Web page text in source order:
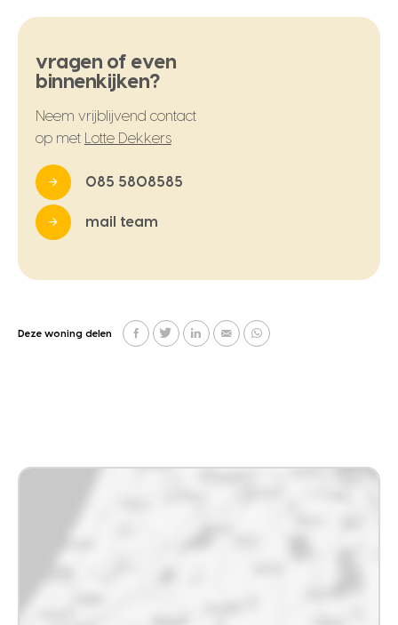
vragen of even
binnenkijken?
Neem vrijblijvend contact
op met
Lotte Dekkers
085 5808585
mail team
Deze woning delen